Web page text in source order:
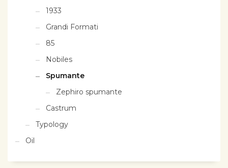
1933
Grandi Formati
85
Nobiles
Spumante
Zephiro spumante
Castrum
Typology
Oil